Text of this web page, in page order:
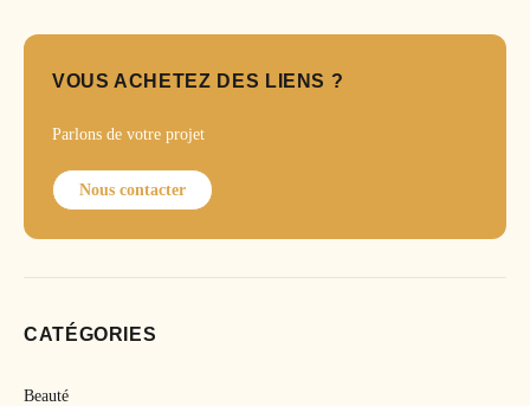
VOUS ACHETEZ DES LIENS ?
Parlons de votre projet
Nous contacter
CATÉGORIES
Beauté